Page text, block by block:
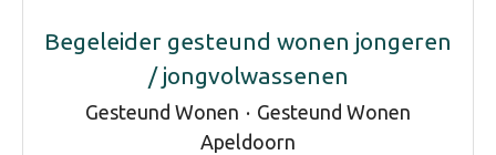
Begeleider gesteund wonen jongeren
/ jongvolwassenen
Gesteund Wonen · Gesteund Wonen
Apeldoorn